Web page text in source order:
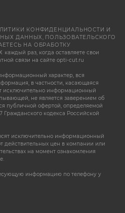
КОНФИДЕНЦИАЛЬНОСТИ И
ДАННЫХ, ПОЛЬЗОВАТЕЛЬСКОГО
НА ОБРАБОТКУ
каждый раз, когда оставляете свои
связи на сайте opti-cut.ru
характер, вся
в частности, касающаяся
исключительно информационный
не является заверением об
публичной офертой, определяемой
Гражданского кодекса Российской
исключительно информационный
действительных цен в компании или
на момент ознакомления
информацию по телефону у